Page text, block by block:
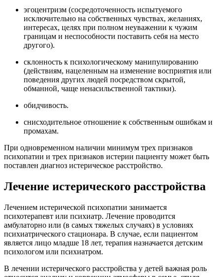
эгоцентризм (сосредоточенность испытуемого
исключительно на собственных чувствах, желаниях,
интересах, целях при полном неуважении к чужим
границам и неспособности поставить себя на место
другого).
склонность к психологическому манипулированию
(действиям, нацеленным на изменение восприятия или
поведения других людей посредством скрытой,
обманной, чаще ненасильственной тактики).
обидчивость.
снисходительное отношение к собственным ошибкам и
промахам.
При одновременном наличии минимум трех признаков
психопатии и трех признаков истерии пациенту может быть
поставлен диагноз истерическое расстройство.
Лечение истерического расстройства
Лечением истерической психопатии занимается
психотерапевт или психиатр. Лечение проводится
амбулаторно или (в самых тяжелых случаях) в условиях
психиатрического стационара. В случае, если пациентом
является лицо младше 18 лет, терапия назначается детским
психологом или психиатром.
В лечении истерического расстройства у детей важная роль